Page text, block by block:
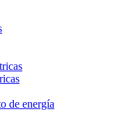
de energía